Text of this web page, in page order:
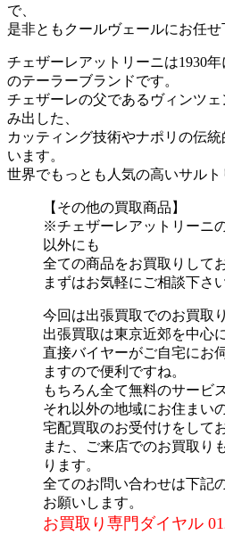
で、
是非ともクールヴェールにお任せ
チェザーレアットリーニは1930
のテーラーブランドです。
チェザーレの父であるヴィンツ
み出した、
カッティング技術やナポリの伝
います。
世界でもっとも人気の高いサルト
【その他の買取商品】
※チェザーレアットリーニ
以外にも
全ての商品をお買取りして
まずはお気軽にご相談下さ
今回は出張買取でのお買取
出張買取は東京近郊を中心
直接バイヤーがご自宅にお
ますので便利ですね。
もちろん全て無料のサービ
それ以外の地域にお住まい
宅配買取のお受付けをして
また、ご来店でのお買取り
ります。
全てのお問い合わせは下記
お願いします。
お買取り専門ダイヤル